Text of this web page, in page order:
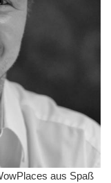
aus Spaß